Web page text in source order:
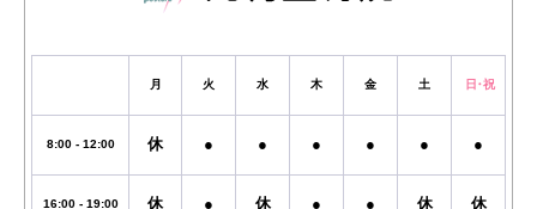
月 火 水 木 金 土 日・祝
8:00 - 12:00 休 ● ● ● ● ● ●
16:00 - 19:00 休 ● 休 ● ● 休 休